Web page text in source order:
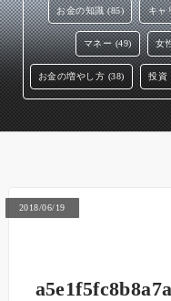
お金の知識 (85) キャ
マネー (49) 女
お金の増やし方 (38) 投資
2018/06/19